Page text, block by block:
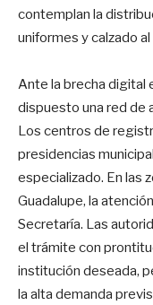
contemplan la
uniformes y calzado
Ante la brecha digital
dispuesto una red de
Los centros de
presidencias
especializado. En las
Guadalupe, la
Secretaría. Las
el trámite con
institución deseada,
la alta demanda